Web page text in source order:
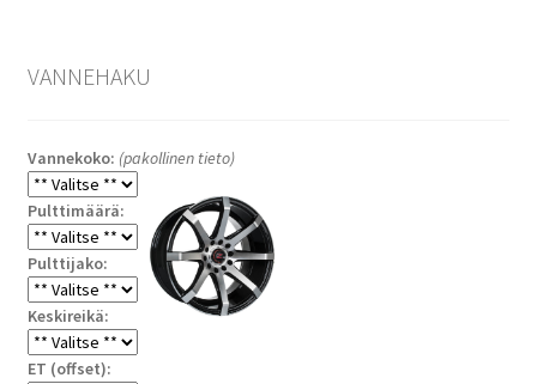
VANNEHAKU
Vannekoko: (pakollinen tieto)
Pulttimäärä:
Pulttijako:
Keskireikä:
ET (offset):